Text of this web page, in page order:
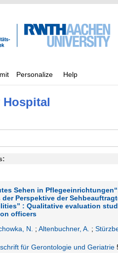
Personalize Help
Sehen in
der Perspektive der
: Qualitative evaluation
officers
N.
; Altenbuchner, A. ;
für Gerontologie und Geriatrie